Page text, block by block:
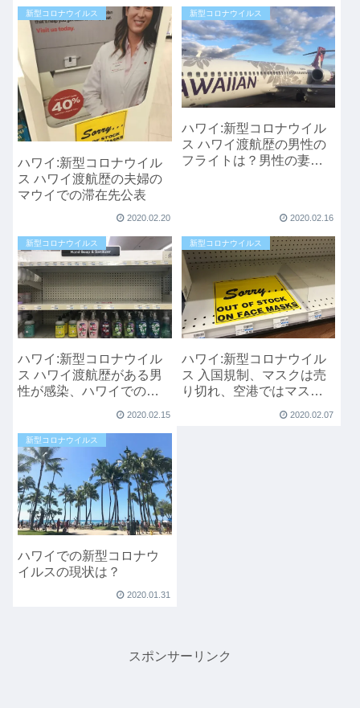
新型コロナウイルス
ハワイ:新型コロナウイル
ス ハワイ渡航歴の夫婦の
マウイでの滞在先公表
2020.02.20
新型コロナウイルス
ハワイ:新型コロナウイル
ス ハワイ渡航歴の男性の
フライトは？男性の妻も
2020.02.16
新型コロナウイルス
ハワイ:新型コロナウイル
ス ハワイ渡航歴がある男
性が感染、ハワイでのホ
イザーは売り切れ
2020.02.15
新型コロナウイルス
ハワイ:新型コロナウイル
ス 入国規制、マスクは売
り切れ、空港ではマスク
2020.02.07
新型コロナウイルス
ハワイでの新型コロナウ
イルスの現状は？
2020.01.31
スポンサーリンク